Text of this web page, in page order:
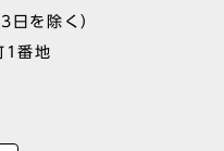
を除く）
1番地